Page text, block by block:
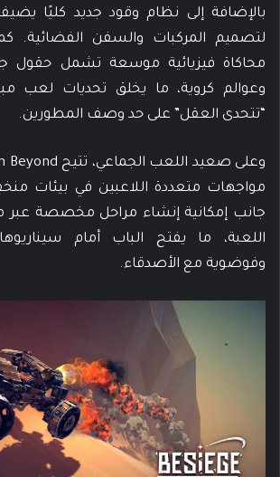
بالإضافة إلى نظام وقود جديد كليًا يضيف
لتصميم المركبات والسفن الفضائية.
محاكاة فيزيائية موسعة تشمل حقول
وعوالم كروية، ما يخلق تحديات لعب
“تتحدى العقل” على حد وصف المطورين.
مواجهات متعددة اللاعبين في بيئات
جانب إمكانية إنشاء مراحل مخصصة عبر
اللعبة، ما يفتح الباب أمام
وفوضوية مع الأصدقاء.